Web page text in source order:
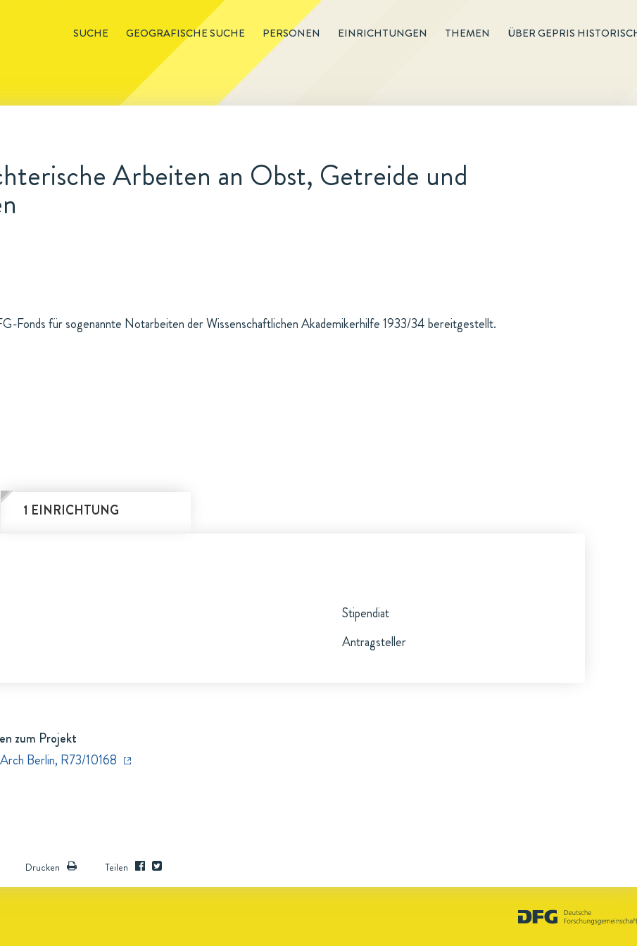
SUCHE GEOGRAFISCHE SUCHE PERSONEN EINRICHTUNGEN THEMEN ÜBER GEPRIS
Arbeiten an Obst, Getreide und
Fonds für sogenannte Notarbeiten der Wissenschaftlichen Akademikerhilfe 1933/34 bereitgestellt.
1 EINRICHTUNG
Stipendiat
Antragsteller
zum Projekt
Berlin, R73/10168
Drucken Teilen